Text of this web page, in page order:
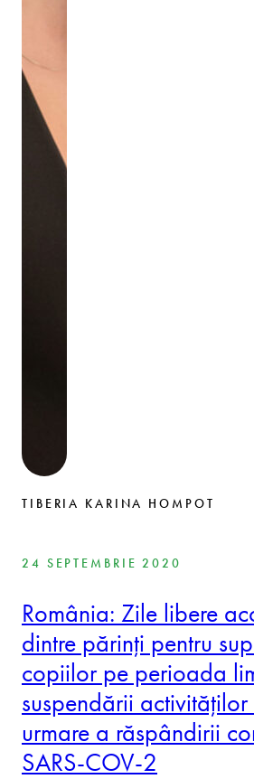
TIBERIA KARINA HOMPOT
24 SEPTEMBRIE 2020
România: Zile libere
dintre părinți pentru
copiilor pe perioada
suspendării
urmare a răspândirii
SARS-COV-2